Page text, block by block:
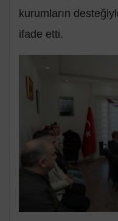
kurumların
ifade etti.